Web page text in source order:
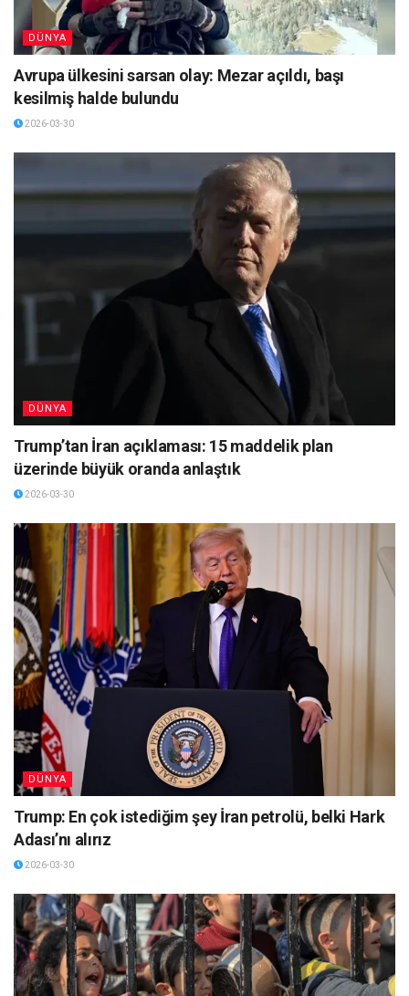
DÜNYA
Avrupa ülkesini sarsan olay: Mezar açıldı, başı
kesilmiş halde bulundu
2026-03-30
DÜNYA
Trump’tan İran açıklaması: 15 maddelik plan
üzerinde büyük oranda anlaştık
2026-03-30
DÜNYA
Trump: En çok istediğim şey İran petrolü, belki Hark
Adası’nı alırız
2026-03-30